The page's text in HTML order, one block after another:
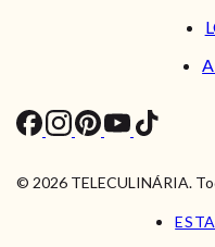
© 2026 TELECULINÁRIA.